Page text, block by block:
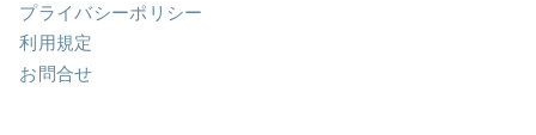
プライバシーポリシー
利用規定
お問合せ